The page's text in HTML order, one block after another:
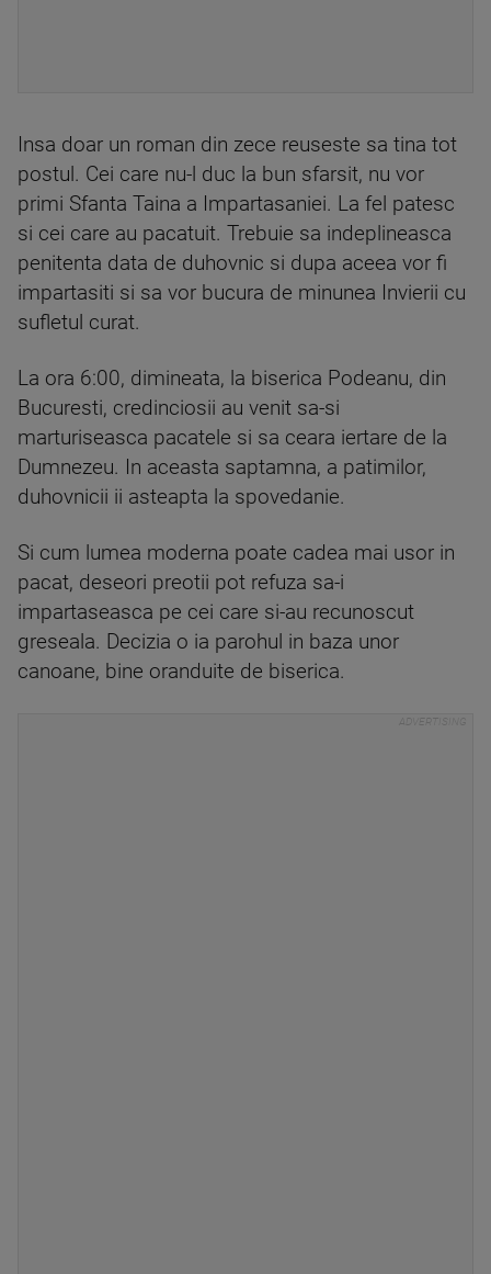
Insa doar un roman din zece reuseste sa tina tot
postul. Cei care nu-l duc la bun sfarsit, nu vor
primi Sfanta Taina a Impartasaniei. La fel patesc
si cei care au pacatuit. Trebuie sa indeplineasca
penitenta data de duhovnic si dupa aceea vor fi
impartasiti si sa vor bucura de minunea Invierii cu
sufletul curat.
La ora 6:00, dimineata, la biserica Podeanu, din
Bucuresti, credinciosii au venit sa-si
marturiseasca pacatele si sa ceara iertare de la
Dumnezeu. In aceasta saptamna, a patimilor,
duhovnicii ii asteapta la spovedanie.
Si cum lumea moderna poate cadea mai usor in
pacat, deseori preotii pot refuza sa-i
impartaseasca pe cei care si-au recunoscut
greseala. Decizia o ia parohul in baza unor
canoane, bine oranduite de biserica.